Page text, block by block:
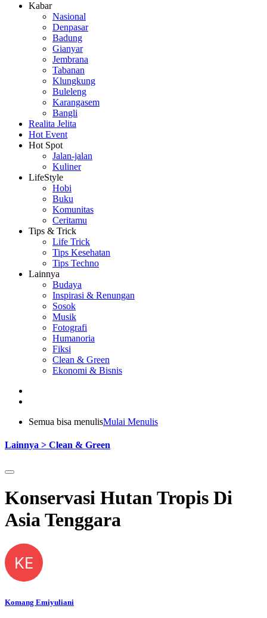
Kabar
Nasional
Denpasar
Badung
Gianyar
Jembrana
Tabanan
Klungkung
Buleleng
Karangasem
Bangli
Realita Jelita
Hot Event
Hot Spot
Jalan-jalan
Kuliner
LifeStyle
Hobi
Buku
Komunitas
Ceritamu
Tips & Trick
Life Trick
Tips Kesehatan
Tips Techno
Lainnya
Budaya
Inspirasi & Renungan
Sosok
Musik
Fotografi
Humanoria
Fiksi
Clean & Green
Ekonomi & Bisnis
Semua bisa menulisMulai Menulis
Lainnya > Clean & Green
Konservasi Hutan Tropis Di
Asia Tenggara
KE
Komang Emiyuliani